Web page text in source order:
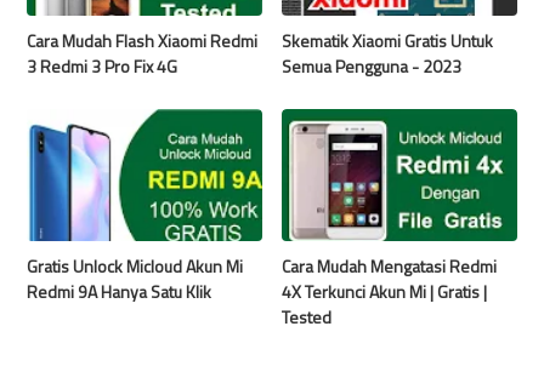
Cara Mudah Flash Xiaomi Redmi
3 Redmi 3 Pro Fix 4G
Skematik Xiaomi Gratis Untuk
Semua Pengguna - 2023
Gratis Unlock Micloud Akun Mi
Redmi 9A Hanya Satu Klik
Cara Mudah Mengatasi Redmi
4X Terkunci Akun Mi | Gratis |
Tested